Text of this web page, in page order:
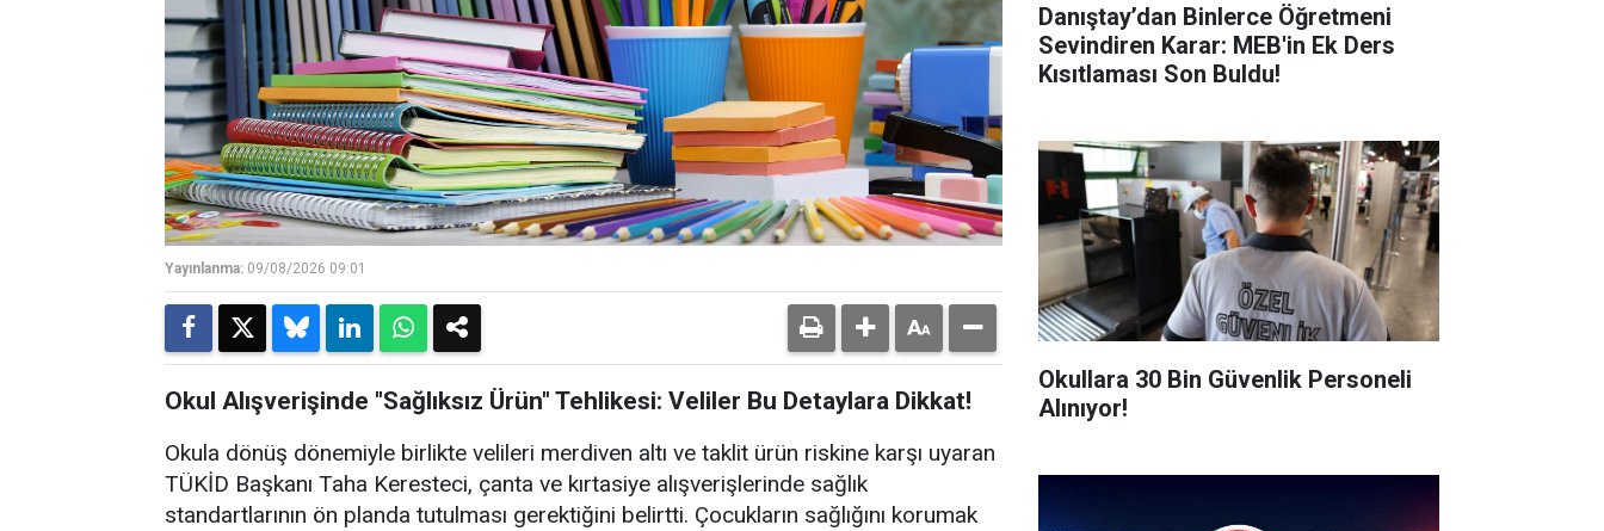
Yayınlanma: 09/08/2026 09:01
Okul Alışverişinde "Sağlıksız Ürün" Tehlikesi: Veliler Bu Detaylara Dikkat!
Okula dönüş dönemiyle birlikte velileri merdiven altı ve taklit ürün riskine karşı uyaran
TÜKİD Başkanı Taha Keresteci, çanta ve kırtasiye alışverişlerinde sağlık
standartlarının ön planda tutulması gerektiğini belirtti. Çocukların sağlığını korumak
Danıştay’dan Binlerce Öğretmeni
Sevindiren Karar: MEB'in Ek Ders
Kısıtlaması Son Buldu!
Okullara 30 Bin Güvenlik Personeli
Alınıyor!